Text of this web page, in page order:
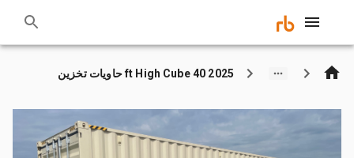
2025 40 ft High Cube حاويات تخزين